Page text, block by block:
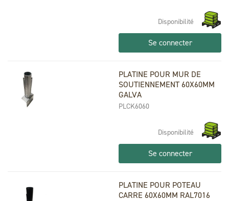
Disponibilité
Se connecter
PLATINE POUR MUR DE
SOUTIENNEMENT 60X60MM
GALVA
PLCK6060
Disponibilité
Se connecter
PLATINE POUR POTEAU
CARRE 60X60MM RAL7016